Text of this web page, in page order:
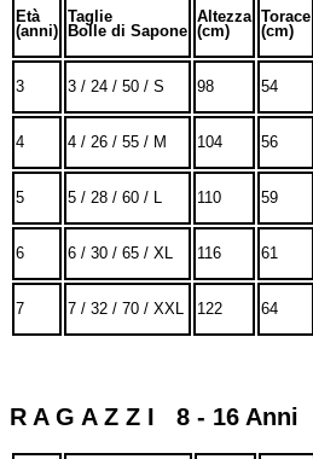
Età
(anni)
Taglie
Bolle di Sapone
Altezza
(cm)
Torace
(cm)
3 3 / 24 / 50 / S 98 54
4 4 / 26 / 55 / M 104 56
5 5 / 28 / 60 / L 110 59
6 6 / 30 / 65 / XL 116 61
7 7 / 32 / 70 / XXL 122 64
R A G A Z Z I 8 - 16 Anni